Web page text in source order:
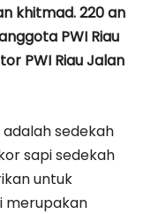
khitmad. 220 an
PWI Riau
PWI Riau Jalan
adalah sedekah
sapi sedekah
untuk
merupakan